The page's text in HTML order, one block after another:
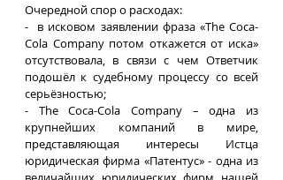
Очередной спор о расходах:
-  в исковом заявлении фраза «The Coca-
Cola Company потом откажется от иска»
отсутствовала, в связи с чем Ответчик
подошёл к судебному процессу со всей
серьёзностью;
- The Coca-Cola Company – одна из
крупнейших компаний в мире,
представляющая интересы Истца
юридическая фирма «Патентус» - одна из